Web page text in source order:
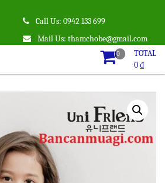
Call Us: 0942 133 699
Mail Us: thamchobe@gmail.com
0
TOTAL
0₫